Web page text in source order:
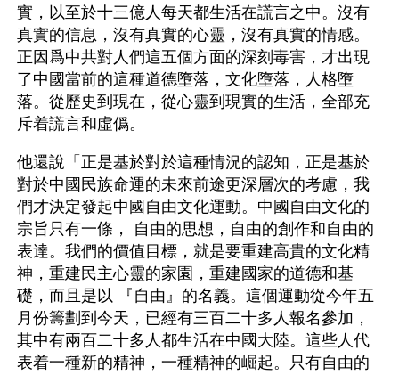
實，以至於十三億人每天都生活在謊言之中。沒有
真實的信息，沒有真實的心靈，沒有真實的情感。
正因爲中共對人們這五個方面的深刻毒害，才出現
了中國當前的這種道德墮落，文化墮落，人格墮
落。從歷史到現在，從心靈到現實的生活，全部充
斥着謊言和虛僞。
他還說「正是基於對於這種情況的認知，正是基於
對於中國民族命運的未來前途更深層次的考慮，我
們才決定發起中國自由文化運動。中國自由文化的
宗旨只有一條， 自由的思想，自由的創作和自由的
表達。我們的價值目標，就是要重建高貴的文化精
神，重建民主心靈的家園，重建國家的道德和基
礎，而且是以 『自由』的名義。這個運動從今年五
月份籌劃到今天，已經有三百二十多人報名參加，
其中有兩百二十多人都生活在中國大陸。這些人代
表着一種新的精神，一種精神的崛起。只有自由的